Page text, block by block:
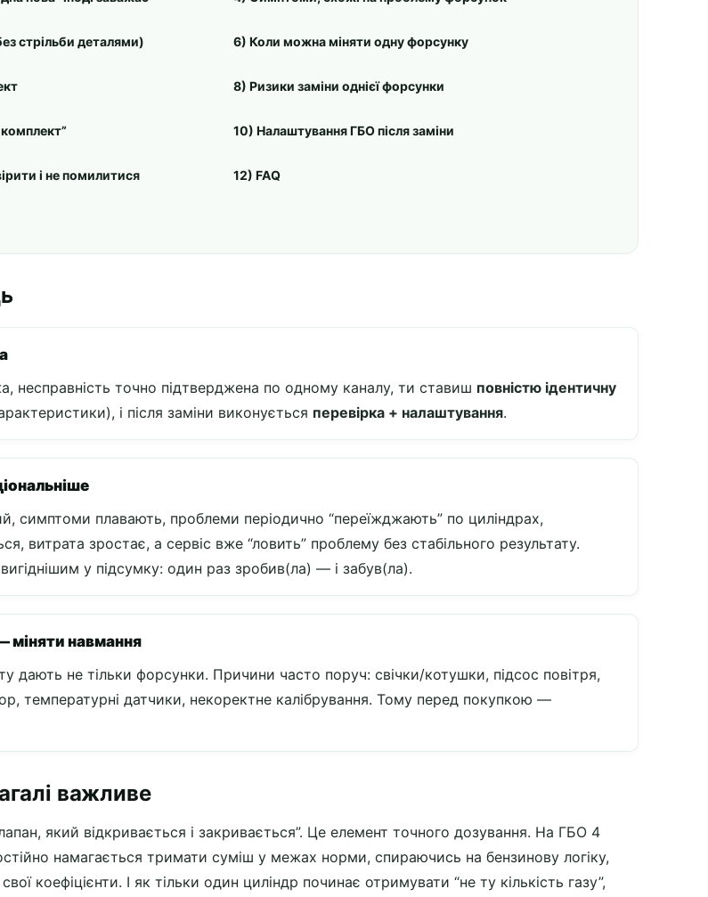
стрільби деталями) 6) Коли можна міняти одну форсунку
8) Ризики заміни однієї форсунки
10) Налаштування ГБО після заміни
і не помилитися 12) FAQ
несправність точно підтверджена по одному каналу, ти ставиш повністю ідентичну
і після заміни виконується перевірка + налаштування.
симптоми плавають, проблеми періодично “переїжджають” по циліндрах,
витрата зростає, а сервіс вже “ловить” проблему без стабільного результату.
у підсумку: один раз зробив(ла) — і забув(ла).
міняти навмання
дають не тільки форсунки. Причини часто поруч: свічки/котушки, підсос повітря,
температурні датчики, некоректне калібрування. Тому перед покупкою —
важливе
який відкривається і закривається”. Це елемент точного дозування. На ГБО 4
намагається тримати суміш у межах норми, спираючись на бензинову логіку,
коефіцієнти. І як тільки один циліндр починає отримувати “не ту кількість газу”,